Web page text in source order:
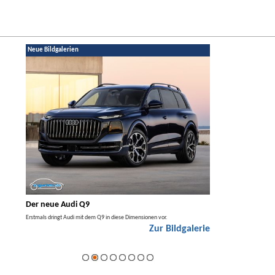
Neue Bildgalerien
Der neue Audi Q9
Erstmals dringt Audi mit dem Q9 in diese Dimensionen vor.
Zur Bildgalerie